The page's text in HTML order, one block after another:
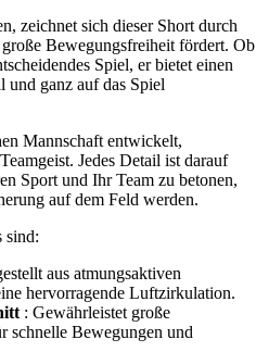
zeichnet sich dieser Short durch
große Bewegungsfreiheit fördert. Ob
Spiel, er bietet einen
und ganz auf das Spiel
Mannschaft entwickelt,
Jedes Detail ist darauf
Sport und Ihr Team zu betonen,
auf dem Feld werden.
sind:
aus atmungsaktiven
hervorragende Luftzirkulation.
: Gewährleistet große
schnelle Bewegungen und